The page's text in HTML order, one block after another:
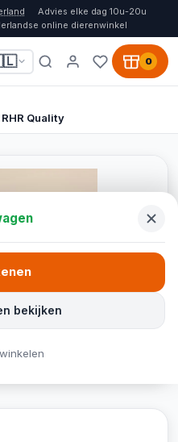
Advies elke dag 10u-20u
online dierenwinkel
0
Quality
bekijken